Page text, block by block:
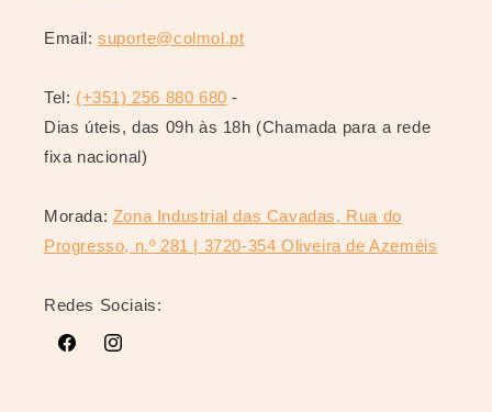
Email:suporte@colmol.pt
Tel: (+351) 256 880 680 -
Dias úteis, das 09h às 18h (Chamada para a rede
fixa nacional)
Morada: Zona Industrial das Cavadas, Rua do
Progresso, n.º 281 | 3720-354 Oliveira de Azeméis
Redes Sociais:
FacebookInstagram